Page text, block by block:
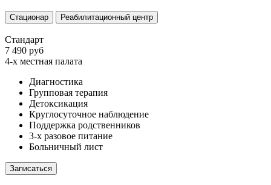
Стационар Реабилитационный центр
Стандарт
7 490 руб
4-х местная палата
Диагностика
Групповая терапия
Детоксикация
Круглосуточное наблюдение
Поддержка родственников
3-х разовое питание
Больничный лист
Записаться